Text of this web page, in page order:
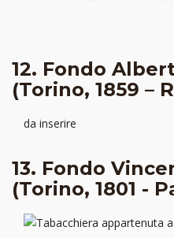
12. Fondo
(Torino, 1859 –
da inserire
13. Fondo
(Torino, 1801 -